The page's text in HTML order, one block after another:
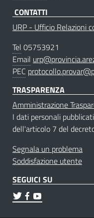
CONTATTI
URP - Ufficio Relazioni
Tel 05753921
Email
PEC
TRASPARENZA
Amministrazione
I dati personali
dell'articolo 7 del
Segnala un problema
Soddisfazione utente
SEGUICI SU